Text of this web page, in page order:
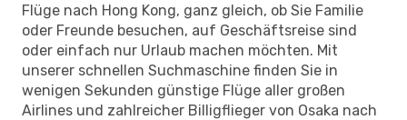
Flüge nach Hong Kong, ganz gleich, ob Sie Familie
oder Freunde besuchen, auf Geschäftsreise sind
oder einfach nur Urlaub machen möchten. Mit
unserer schnellen Suchmaschine finden Sie in
wenigen Sekunden günstige Flüge aller großen
Airlines und zahlreicher Billigflieger von Osaka nach